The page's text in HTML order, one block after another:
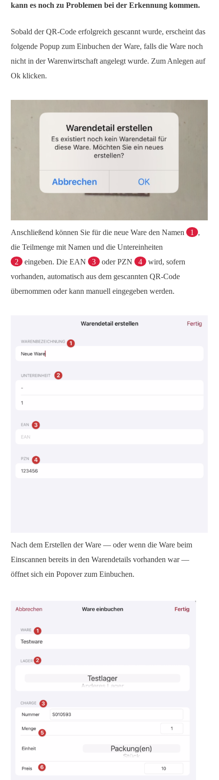
kann es noch zu Problemen bei der Erkennung kommen.
Sobald der QR-Code erfolgreich gescannt wurde, erscheint das
folgende Popup zum Einbuchen der Ware, falls die Ware noch
nicht in der Warenwirtschaft angelegt wurde. Zum Anlegen auf
Ok klicken.
Anschließend können Sie für die neue Ware den Namen 1
,
die Teilmenge mit Namen und die Untereinheiten
2
eingeben. Die EAN 3 oder PZN 4
wird, sofern
vorhanden, automatisch aus dem gescannten QR-Code
übernommen oder kann manuell eingegeben werden.
Nach dem Erstellen der Ware — oder wenn die Ware beim
Einscannen bereits in den Warendetails vorhanden war —
öffnet sich ein Popover zum Einbuchen.